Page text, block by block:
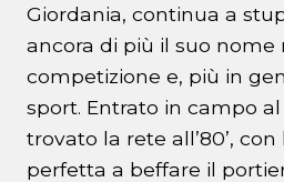
Giordania, continua a
ancora di più il suo nome
competizione e, più in
sport. Entrato in campo al
trovato la rete all’80’,
perfetta a beffare il